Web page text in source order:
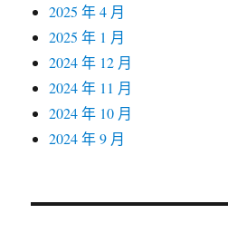
2025 年 4 月
2025 年 1 月
2024 年 12 月
2024 年 11 月
2024 年 10 月
2024 年 9 月